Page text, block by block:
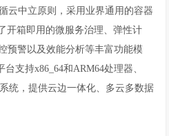
云中立原则，采用业界通用的容器
开箱即用的微服务治理、弹性计
预警以及效能分析等丰富功能模
支持x86_64和ARM64处理器、
统，提供云边一体化、多云多数据